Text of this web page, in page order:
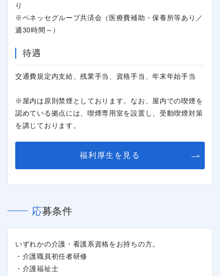
り
※ベネッセグループ共済会（医療費補助・保養所等あり／
週30時間～）
待遇
交通費規定内支給、残業手当、資格手当、年末年始手当
※屋内は原則禁煙としております。なお、屋内での喫煙を
認めている拠点には、喫煙専用室を設置し、受動喫煙対策
を講じております。
福利厚生を見る
応募条件
いずれかの介護・看護系資格をお持ちの方。
・介護職員初任者研修
・介護福祉士